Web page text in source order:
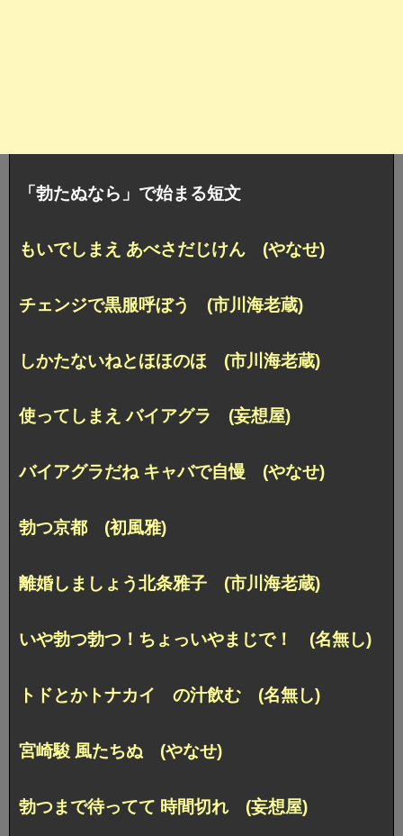
「勃たぬなら」で始まる短文
もいでしまえ あべさだじけん (やなせ)
チェンジで黒服呼ぼう (市川海老蔵)
しかたないねとほほのほ (市川海老蔵)
使ってしまえ バイアグラ (妄想屋)
バイアグラだね キャバで自慢 (やなせ)
勃つ京都 (初風雅)
離婚しましょう北条雅子 (市川海老蔵)
いや勃つ勃つ！ちょっいやまじで！ (名無し)
トドとかトナカイ の汁飲む (名無し)
宮崎駿 風たちぬ (やなせ)
勃つまで待ってて 時間切れ (妄想屋)